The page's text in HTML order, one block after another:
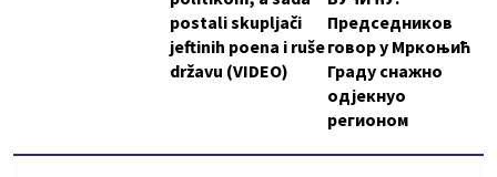
postali skupljači
jeftinih poena i ruše
državu (VIDEO)
Председников
говор у Мркоњић
Граду снажно
одјекнуо
регионом